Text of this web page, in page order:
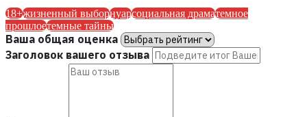
18+жизненный выборнуарсоциальная драматемное
прошлоетемные тайны
Ваша общая оценка
Заголовок вашего отзыва